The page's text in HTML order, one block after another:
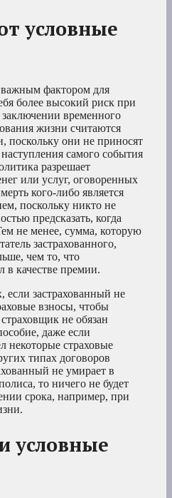
условные
важным фактором для
более высокий риск при
временного
жизни считаются
поскольку они не приносят
самого события
разрешает
или услуг, оговоренных
кого-либо является
поскольку никто не
предсказать, когда
не менее, сумма, которую
застрахованного,
чем то, что
в качестве премии.
если застрахованный не
взносы, чтобы
не обязан
даже если
некоторые страховые
типах договоров
не умирает в
то ничего не будет
срока, например, при
условные